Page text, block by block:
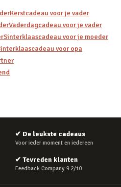
Kerstcadeau voor je vader
Vaderdagcadeau voor je vader
Sinterklaascadeau voor je moeder
voor opa
✔ De leukste cadeaus
Voor ieder moment en iedereen
✔ Tevreden klanten
Feedback Company 9.2/10